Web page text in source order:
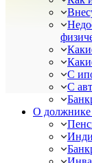
С
С
О должнике